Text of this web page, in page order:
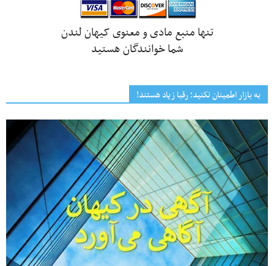
تنها منبع مادی و معنوی کیهان لندن
شما خوانندگان هستید
به بازار اطمینان نکنید؛ رقبا زیاد هستند!